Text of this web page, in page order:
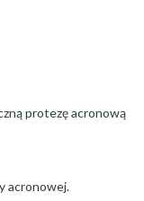
protezę acronową
acronowej.